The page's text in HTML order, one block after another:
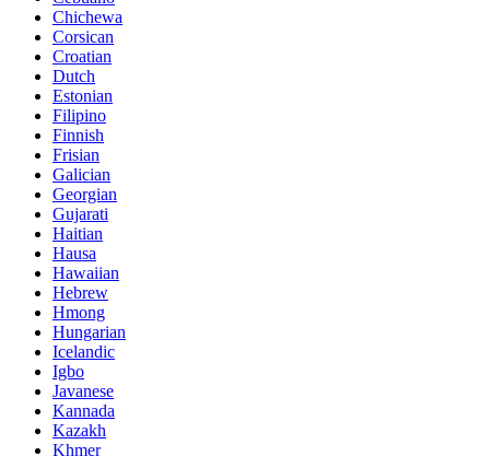
Chichewa
Corsican
Croatian
Dutch
Estonian
Filipino
Finnish
Frisian
Galician
Georgian
Gujarati
Haitian
Hausa
Hawaiian
Hebrew
Hmong
Hungarian
Icelandic
Igbo
Javanese
Kannada
Kazakh
Khmer